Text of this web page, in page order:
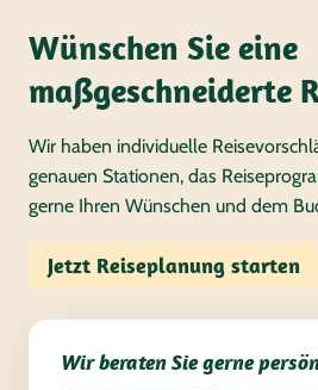
Wünschen Sie eine
maßgeschneiderte
Wir haben individuelle
genauen Stationen, das
gerne Ihren Wünschen und dem
Jetzt Reiseplanung starten
Wir beraten Sie gerne